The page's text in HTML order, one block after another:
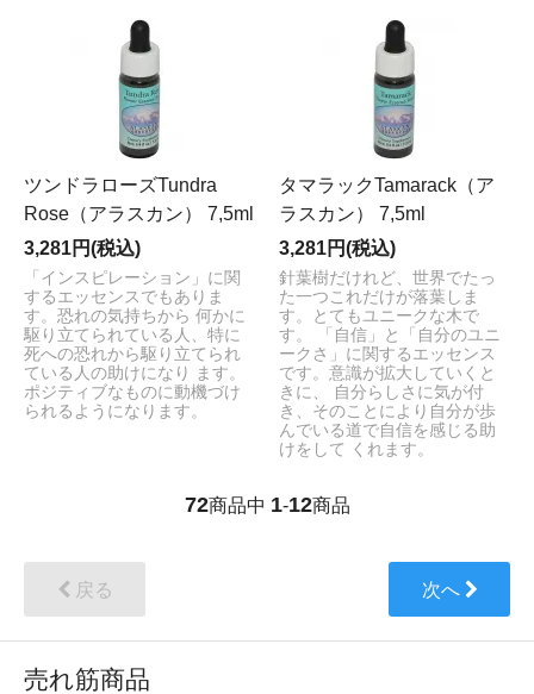
ツンドラローズTundra
Rose（アラスカン） 7,5ml
3,281円(税込)
「インスピレーション」に関
するエッセンスでもありま
す。恐れの気持ちから 何かに
駆り立てられている人、特に
死への恐れから駆り立てられ
ている人の助けになり ます。
ポジティブなものに動機づけ
られるようになります。
タマラックTamarack（ア
ラスカン） 7,5ml
3,281円(税込)
針葉樹だけれど、世界でたっ
た一つこれだけが落葉しま
す。とてもユニークな木で
す。 「自信」と「自分のユニ
ークさ」に関するエッセンス
です。意識が拡大していくと
きに、 自分らしさに気が付
き、そのことにより自分が歩
んでいる道で自信を感じる助
けをして くれます。
72商品中 1-12商品
戻る 次へ
売れ筋商品